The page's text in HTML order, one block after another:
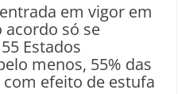
em vigor em
acordo só se
Estados
menos, 55% das
efeito de estufa